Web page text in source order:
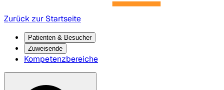
Zurück zur Startseite
Patienten & Besucher
Zuweisende
Kompetenzbereiche